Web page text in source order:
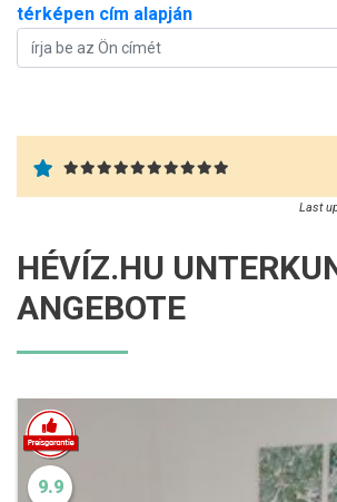
térképen cím alapján
Last
HÉVÍZ.HU
ANGEBOTE
9.9